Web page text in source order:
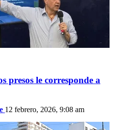
presos le corresponde a
12 febrero, 2026, 9:08 am